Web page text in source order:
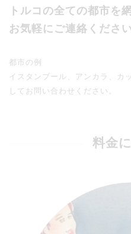
トルコの全ての都市を
お気軽にご連絡ください
都市の例
イスタンブール、アンカラ、カ
してお問い合わせください。
料金